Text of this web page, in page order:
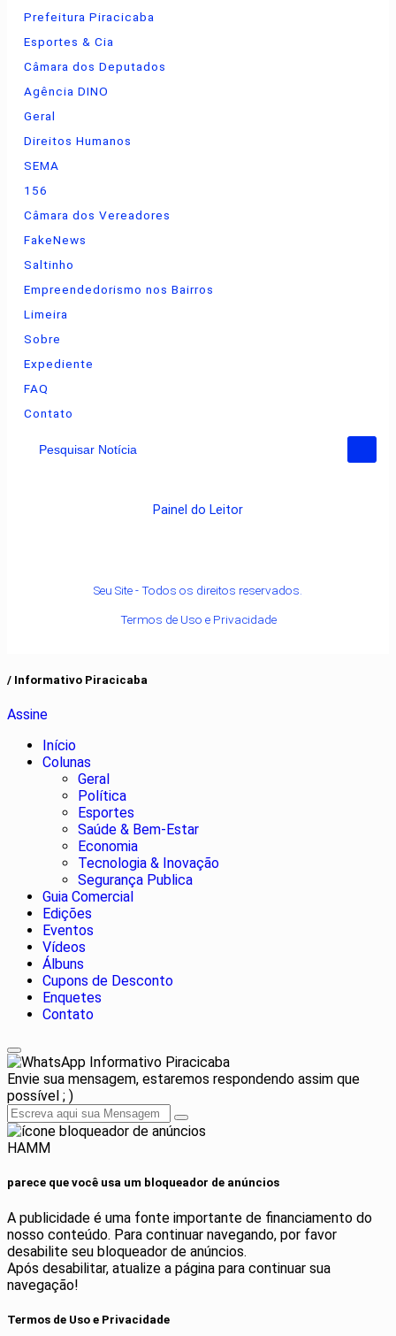
Prefeitura Piracicaba
Esportes & Cia
Câmara dos Deputados
Agência DINO
Geral
Direitos Humanos
SEMA
156
Câmara dos Vereadores
FakeNews
Saltinho
Empreendedorismo nos Bairros
Limeira
Sobre
Expediente
FAQ
Contato
Pesquisar Notícia
Painel do Leitor
Seu Site - Todos os direitos reservados.
Termos de Uso e Privacidade
/ Informativo Piracicaba
Assine
Início
Colunas
Geral
Política
Esportes
Saúde & Bem-Estar
Economia
Tecnologia & Inovação
Segurança Publica
Guia Comercial
Edições
Eventos
Vídeos
Álbuns
Cupons de Desconto
Enquetes
Contato
Informativo Piracicaba
Envie sua mensagem, estaremos respondendo assim que
possível ; )
HAMM
parece que você usa um bloqueador de anúncios
A publicidade é uma fonte importante de financiamento do
nosso conteúdo. Para continuar navegando, por favor
desabilite seu bloqueador de anúncios.
Após desabilitar, atualize a página para continuar sua
navegação!
Termos de Uso e Privacidade